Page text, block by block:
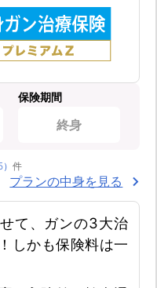
保険期間
終身
） 件
プランの中身を見る
て、ガンの3大治
しかも保険料は一